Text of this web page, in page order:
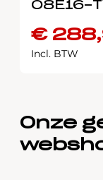
08E16-
€
Incl. BTW
Onze